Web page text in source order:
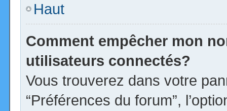
Haut
Comment empêcher mon
utilisateurs connectés?
Vous trouverez dans votre
“Préférences du forum”,